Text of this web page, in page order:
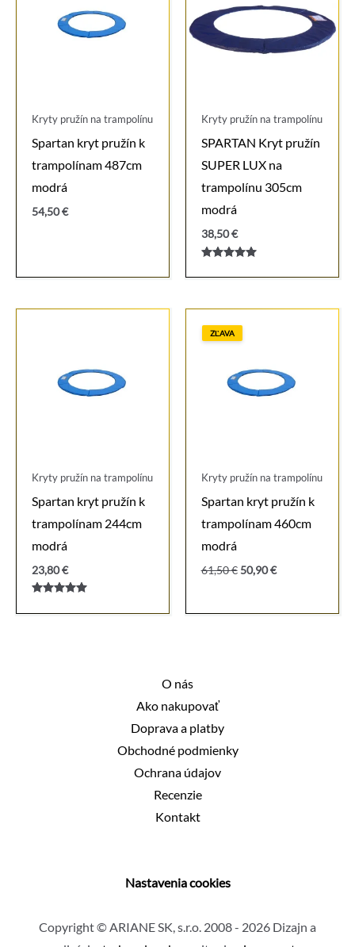
Kryty pružín na trampolínu
Spartan kryt pružín k
trampolínam 487cm
modrá
54,50€
Kryty pružín na trampolínu
SPARTAN Kryt pružín
SUPER LUX na
trampolínu 305cm
modrá
38,50€
5.00
Kryty pružín na trampolínu
Spartan kryt pružín k
trampolínam 244cm
modrá
23,80€
5.00
ZĽAVA
Kryty pružín na trampolínu
Spartan kryt pružín k
trampolínam 460cm
modrá
61,50€ Pôvodná
61,50 €.
50,90€Aktuálna
50,90 €.
O nás
Ako nakupovať
Doprava a platby
Obchodné podmienky
Ochrana údajov
Recenzie
Kontakt
Nastavenia cookies
Copyright © ARIANE SK, s.r.o. 2008 - 2026 Dizajn a